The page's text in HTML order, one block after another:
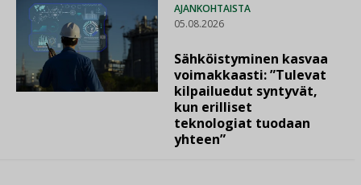
AJANKOHTAISTA
05.08.2026
Sähköistyminen kasvaa
voimakkaasti: ”Tulevat
kilpailuedut syntyvät,
kun erilliset
teknologiat tuodaan
yhteen”